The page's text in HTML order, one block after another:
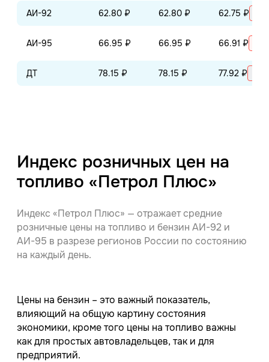
АИ-92 62.80 ₽ 62.80 ₽ 62.75 ₽
АИ-95 66.95 ₽ 66.95 ₽ 66.91 ₽
ДТ 78.15 ₽ 78.15 ₽ 77.92 ₽
Индекс розничных цен на
топливо «Петрол Плюс»
Индекс «Петрол Плюс» — отражает средние
розничные цены на топливо и бензин АИ-92 и
АИ-95 в разрезе регионов России по состоянию
на каждый день.
Цены на бензин – это важный показатель,
влияющий на общую картину состояния
экономики, кроме того цены на топливо важны
как для простых автовладельцев, так и для
предприятий.